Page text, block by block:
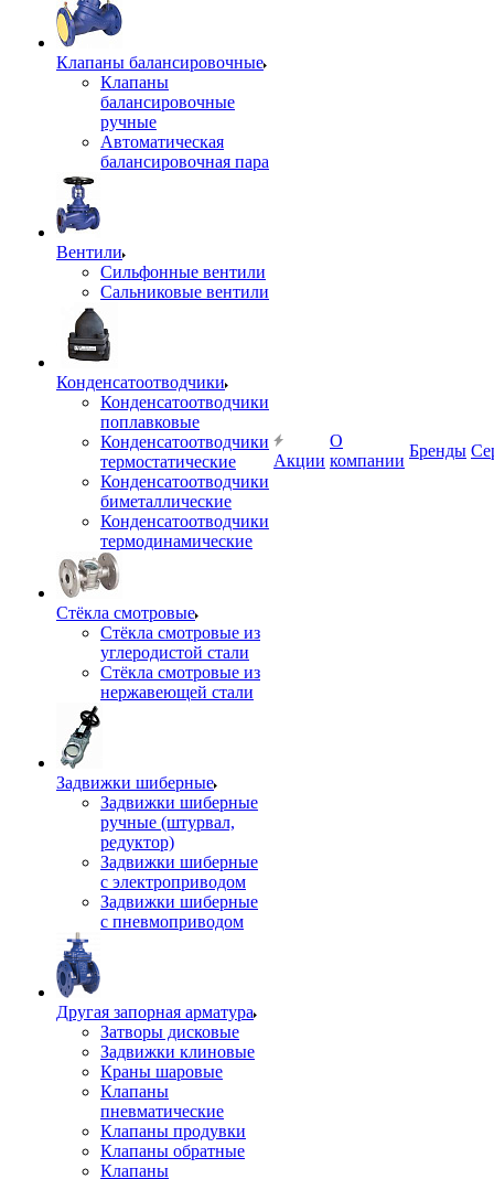
Клапаны балансировочные
Клапаны
балансировочные
ручные
Автоматическая
балансировочная пара
Вентили
Сильфонные вентили
Сальниковые вентили
Конденсатоотводчики
Конденсатоотводчики
поплавковые
Конденсатоотводчики
термостатические
Конденсатоотводчики
биметаллические
Конденсатоотводчики
термодинамические
Стёкла смотровые
Стёкла смотровые из
углеродистой стали
Стёкла смотровые из
нержавеющей стали
Задвижки шиберные
Задвижки шиберные
ручные (штурвал,
редуктор)
Задвижки шиберные
с электроприводом
Задвижки шиберные
с пневмоприводом
Другая запорная арматура
Затворы дисковые
Задвижки клиновые
Краны шаровые
Клапаны
пневматические
Клапаны продувки
Клапаны обратные
Клапаны
Акции
О
компании
Бренды